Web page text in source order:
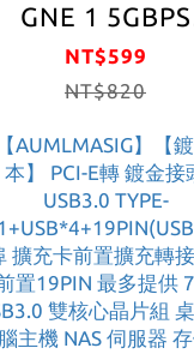
GNE 1 5GBPS
built-in
Card-GEN1
adapter
5Gbps built-
ASM control
NT$599
NT$820